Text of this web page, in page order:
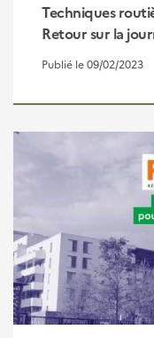
Techniques
Retour sur la
Publié le 09/02/2023